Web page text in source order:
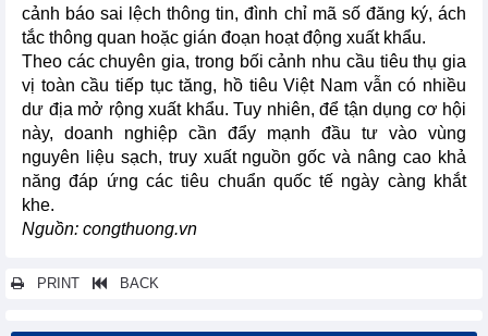
cảnh báo sai lệch thông tin, đình chỉ mã số đăng ký, ách
tắc thông quan hoặc gián đoạn hoạt động xuất khẩu.
Theo các chuyên gia, trong bối cảnh nhu cầu tiêu thụ gia
vị toàn cầu tiếp tục tăng, hồ tiêu Việt Nam vẫn có nhiều
dư địa mở rộng xuất khẩu. Tuy nhiên, để tận dụng cơ hội
này, doanh nghiệp cần đẩy mạnh đầu tư vào vùng
nguyên liệu sạch, truy xuất nguồn gốc và nâng cao khả
năng đáp ứng các tiêu chuẩn quốc tế ngày càng khắt
khe.
Nguồn: congthuong.vn
PRINT BACK